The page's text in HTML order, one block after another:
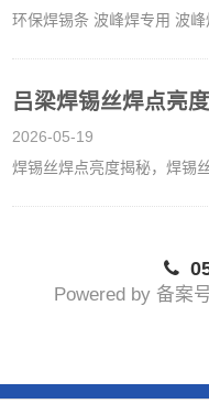
环保焊锡条 波峰焊专用 波
吕梁焊锡丝焊点亮
2026-05-19
焊锡丝焊点亮度揭秘，焊锡
Powered by 备案